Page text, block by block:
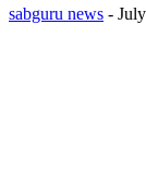
sabguru news -